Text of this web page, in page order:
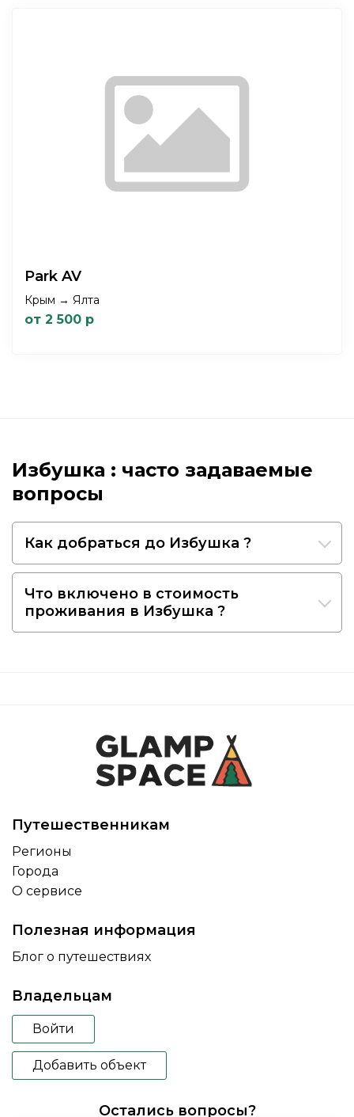
Park AV
Крым → Ялта
от 2 500 р
Избушка : часто задаваемые
вопросы
Как добраться до Избушка ?
Что включено в стоимость
проживания в Избушка ?
Путешественникам
Регионы
Города
О сервисе
Полезная информация
Блог о путешествиях
Владельцам
Войти
Добавить объект
Остались вопросы?